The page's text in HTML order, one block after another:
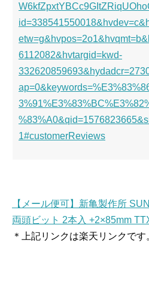
6112082&hvtargid=kwd-
1#customerReviews
【メール便可】新亀製作所
両頭ビット 2本入 +2×85mm
＊上記リンクは楽天リンクです